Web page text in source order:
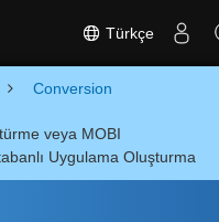
Türkçe
Conversion
veya MOBI
Uygulama Oluşturma